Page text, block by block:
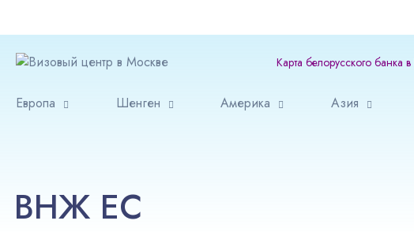
Карта белорусского банка
Европа Шенген Америка Азия
ВНЖ ЕС